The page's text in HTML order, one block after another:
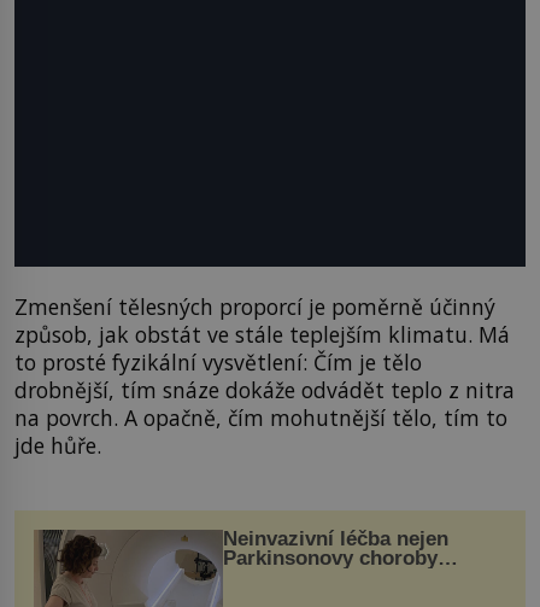
Zmenšení tělesných proporcí je poměrně účinný
způsob, jak obstát ve stále teplejším klimatu. Má
to prosté fyzikální vysvětlení: Čím je tělo
drobnější, tím snáze dokáže odvádět teplo z nitra
na povrch. A opačně, čím mohutnější tělo, tím to
jde hůře.
Neinvazivní léčba nejen
Parkinsonovy choroby